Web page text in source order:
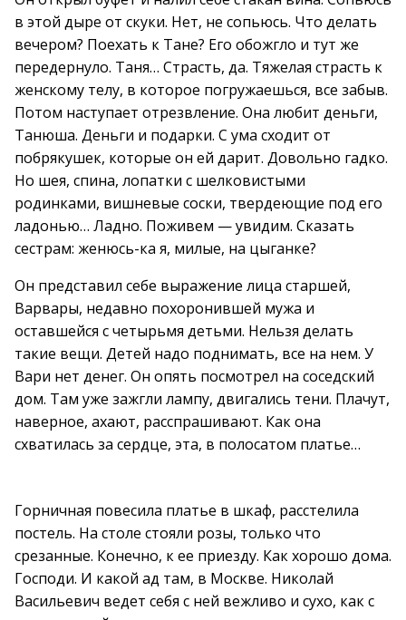
в этой дыре от скуки. Нет, не сопьюсь. Что делать
вечером? Поехать к Тане? Его обожгло и тут же
передернуло. Таня… Страсть, да. Тяжелая страсть к
женскому телу, в которое погружаешься, все забыв.
Потом наступает отрезвление. Она любит деньги,
Танюша. Деньги и подарки. С ума сходит от
побрякушек, которые он ей дарит. Довольно гадко.
Но шея, спина, лопатки с шелковистыми
родинками, вишневые соски, твердеющие под его
ладонью… Ладно. Поживем — увидим. Сказать
сестрам: женюсь-ка я, милые, на цыганке?
Он представил себе выражение лица старшей,
Варвары, недавно похоронившей мужа и
оставшейся с четырьмя детьми. Нельзя делать
такие вещи. Детей надо поднимать, все на нем. У
Вари нет денег. Он опять посмотрел на соседский
дом. Там уже зажгли лампу, двигались тени. Плачут,
наверное, ахают, расспрашивают. Как она
схватилась за сердце, эта, в полосатом платье…
Горничная повесила платье в шкаф, расстелила
постель. На столе стояли розы, только что
срезанные. Конечно, к ее приезду. Как хорошо дома.
Господи. И какой ад там, в Москве. Николай
Васильевич ведет себя с ней вежливо и сухо, как с